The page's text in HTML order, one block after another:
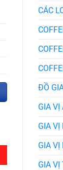
CÁC
ĐỒ
GIA VỊ
GIA VỊ
GIA VỊ
GIA VỊ